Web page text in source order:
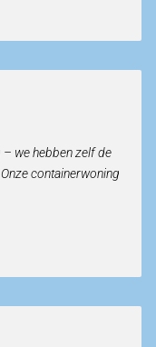
we hebben zelf de
containerwoning